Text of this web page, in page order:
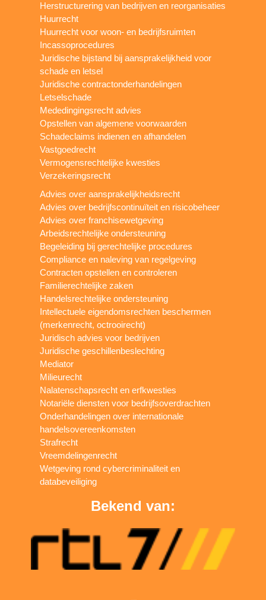
Herstructurering van bedrijven en reorganisaties
Huurrecht
Huurrecht voor woon- en bedrijfsruimten
Incassoprocedures
Juridische bijstand bij aansprakelijkheid voor
schade en letsel
Juridische contractonderhandelingen
Letselschade
Mededingingsrecht advies
Opstellen van algemene voorwaarden
Schadeclaims indienen en afhandelen
Vastgoedrecht
Vermogensrechtelijke kwesties
Verzekeringsrecht
Advies over aansprakelijkheidsrecht
Advies over bedrijfscontinuïteit en risicobeheer
Advies over franchisewetgeving
Arbeidsrechtelijke ondersteuning
Begeleiding bij gerechtelijke procedures
Compliance en naleving van regelgeving
Contracten opstellen en controleren
Familierechtelijke zaken
Handelsrechtelijke ondersteuning
Intellectuele eigendomsrechten beschermen
(merkenrecht, octrooirecht)
Juridisch advies voor bedrijven
Juridische geschillenbeslechting
Mediator
Milieurecht
Nalatenschapsrecht en erfkwesties
Notariële diensten voor bedrijfsoverdrachten
Onderhandelingen over internationale
handelsovereenkomsten
Strafrecht
Vreemdelingenrecht
Wetgeving rond cybercriminaliteit en
databeveiliging
Bekend van: